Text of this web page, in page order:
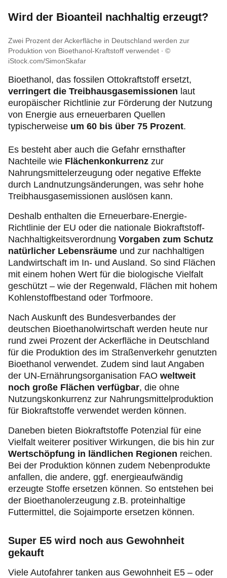
Wird der Bioanteil nachhaltig erzeugt?
Zwei Prozent der Ackerfläche in Deutschland werden zur
Produktion von Bioethanol-Kraftstoff verwendet
©
iStock.com/SimonSkafar
Bioethanol, das fossilen Ottokraftstoff ersetzt,
verringert die Treibhausgasemissionen laut
europäischer Richtlinie zur Förderung der Nutzung
von Energie aus erneuerbaren Quellen
typischerweise um 60 bis über 75 Prozent.
Es besteht aber auch die Gefahr ernsthafter
Nachteile wie Flächenkonkurrenz zur
Nahrungsmittelerzeugung oder negative Effekte
durch Landnutzungsänderungen, was sehr hohe
Treibhausgasemissionen auslösen kann.
Deshalb enthalten die Erneuerbare-Energie-
Richtlinie der EU oder die nationale Biokraftstoff-
Nachhaltigkeitsverordnung Vorgaben zum Schutz
natürlicher Lebensräume und zur nachhaltigen
Landwirtschaft im In- und Ausland. So sind Flächen
mit einem hohen Wert für die biologische Vielfalt
geschützt – wie der Regenwald, Flächen mit hohem
Kohlenstoffbestand oder Torfmoore.
Nach Auskunft des Bundesverbandes der
deutschen Bioethanolwirtschaft werden heute nur
rund zwei Prozent der Ackerfläche in Deutschland
für die Produktion des im Straßenverkehr genutzten
Bioethanol verwendet. Zudem sind laut Angaben
der UN-Ernährungsorganisation FAO weltweit
noch große Flächen verfügbar, die ohne
Nutzungskonkurrenz zur Nahrungsmittelproduktion
für Biokraftstoffe verwendet werden können.
Daneben bieten Biokraftstoffe Potenzial für eine
Vielfalt weiterer positiver Wirkungen, die bis hin zur
Wertschöpfung in ländlichen Regionen reichen.
Bei der Produktion können zudem Nebenprodukte
anfallen, die andere, ggf. energieaufwändig
erzeugte Stoffe ersetzen können. So entstehen bei
der Bioethanolerzeugung z.B. proteinhaltige
Futtermittel, die Sojaimporte ersetzen können.
Super E5 wird noch aus Gewohnheit
gekauft
Viele Autofahrer tanken aus Gewohnheit E5 – oder